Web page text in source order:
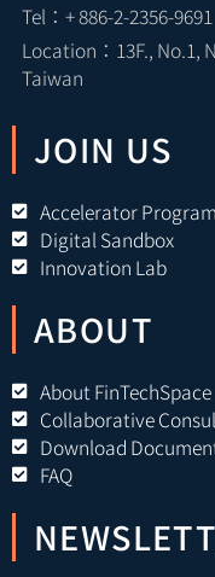
Tel：+ 886-2-2356-9691
Location：13F., No.1,
Taiwan
JOIN US
Accelerator
Digital Sandbox
Innovation Lab
ABOUT
About FinTechSpace
Collaborative
Download
FAQ